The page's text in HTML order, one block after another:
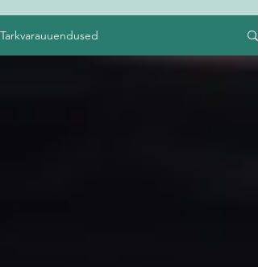
Tarkvarauuendused